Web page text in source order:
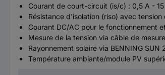
Courant de court-circuit (is/c) : 0,5 A - 15
Résistance d'isolation (riso) avec
Courant DC/AC pour le fonctionnement
Mesure de la tension via câble de
Rayonnement solaire via BENNING
Température ambiante/module PV